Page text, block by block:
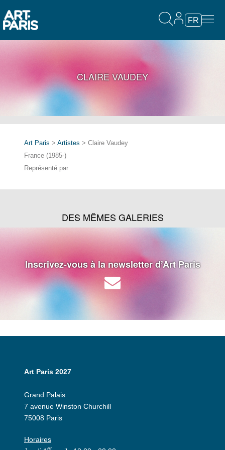
FR
CLAIRE VAUDEY
Art Paris > Artistes > Claire Vaudey
France (1985-)
Représenté par
DES MÊMES GALERIES
Inscrivez-vous à la newsletter d’Art Paris
Art Paris 2027
Grand Palais
7 avenue Winston Churchill
75008 Paris
Horaires
er